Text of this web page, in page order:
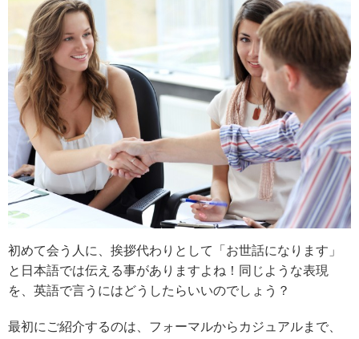
初めて会う人に、挨拶代わりとして「お世話になります」
と日本語では伝える事がありますよね！同じような表現
を、英語で言うにはどうしたらいいのでしょう？
最初にご紹介するのは、フォーマルからカジュアルまで、